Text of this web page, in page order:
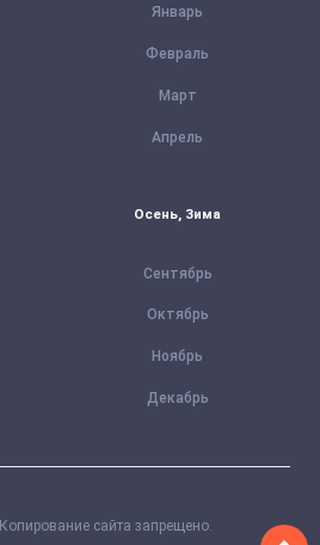
Январь
Февраль
Март
Апрель
Осень, Зима
Сентябрь
Октябрь
Ноябрь
Декабрь
Копирование сайта запрещено.